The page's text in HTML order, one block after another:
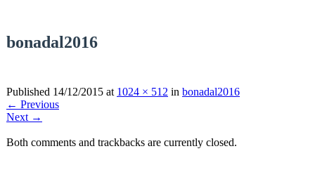
bonadal2016
Published 14/12/2015 at 1024 × 512 in bonadal2016
← Previous
Next →
Both comments and trackbacks are currently closed.